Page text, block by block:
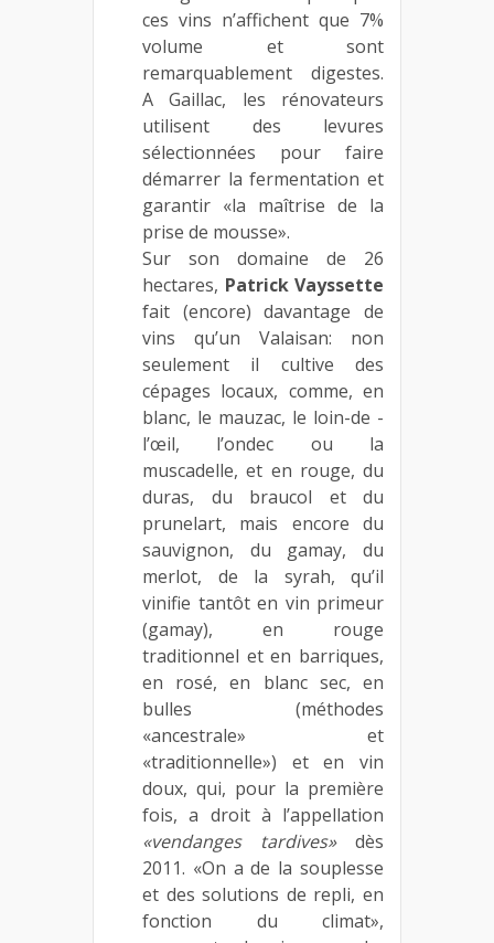
ces vins n’affichent que 7%
volume et sont
remarquablement digestes.
A Gaillac, les rénovateurs
utilisent des levures
sélectionnées pour faire
démarrer la fermentation et
garantir «la maîtrise de la
prise de mousse».
Sur son domaine de 26
hectares, Patrick Vayssette
fait (encore) davantage de
vins qu’un Valaisan: non
seulement il cultive des
cépages locaux, comme, en
blanc, le mauzac, le loin-de -
l’œil, l’ondec ou la
muscadelle, et en rouge, du
duras, du braucol et du
prunelart, mais encore du
sauvignon, du gamay, du
merlot, de la syrah, qu’il
vinifie tantôt en vin primeur
(gamay), en rouge
traditionnel et en barriques,
en rosé, en blanc sec, en
bulles (méthodes
«ancestrale» et
«traditionnelle») et en vin
doux, qui, pour la première
fois, a droit à l’appellation
«vendanges tardives»dès
2011. «On a de la souplesse
et des solutions de repli, en
fonction du climat»,